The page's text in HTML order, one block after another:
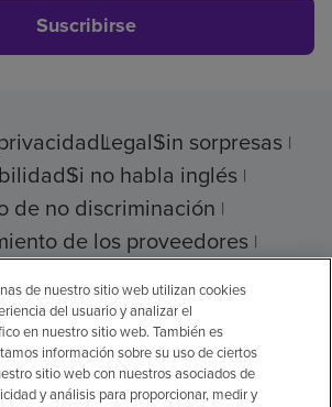
Suscribirse
LegalSin sorpresas
Si no habla inglés
de no discriminación
de los proveedores
Health Corporation
de nuestro sitio web utilizan cookies
del usuario y analizar el
en nuestro sitio web. También es
información sobre su uso de ciertos
sitio web con nuestros asociados de
y análisis para proporcionar, medir y